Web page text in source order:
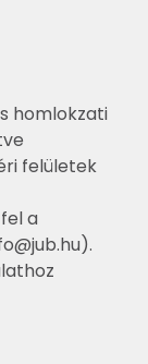
homlokzati
felületek
a
).